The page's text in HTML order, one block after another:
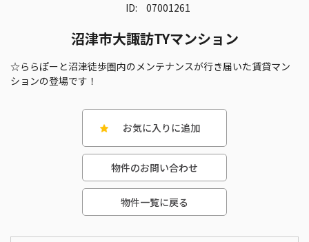
ID: 07001261
沼津市大諏訪TYマンション
☆ららぽーと沼津徒歩圏内のメンテナンスが行き届いた賃貸マン
ションの登場です！
お気に入りに追加
物件のお問い合わせ
物件一覧に戻る